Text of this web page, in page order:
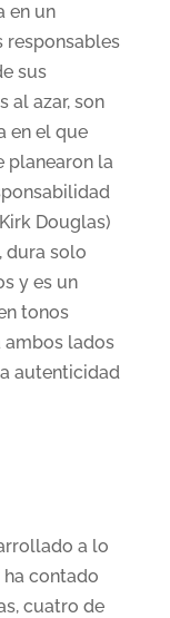
en un
responsables
sus
al azar, son
en el que
planearon la
Douglas)
dura solo
y es un
tonos
ambos lados
autenticidad
a lo
ha contado
cuatro de